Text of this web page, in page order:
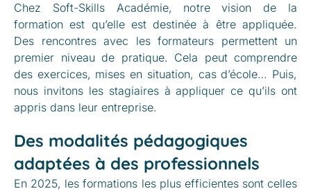
Chez Soft-Skills Académie, notre vision de la
formation est qu’elle est destinée à être appliquée.
Des rencontres avec les formateurs permettent un
premier niveau de pratique. Cela peut comprendre
des exercices, mises en situation, cas d’école… Puis,
nous invitons les stagiaires à appliquer ce qu’ils ont
appris dans leur entreprise.
Des modalités pédagogiques
adaptées à des professionnels
En 2025, les formations les plus efficientes sont celles